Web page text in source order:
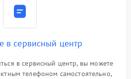
в сервисный центр
в сервисный центр, вы можете
телефоном самостоятельно,